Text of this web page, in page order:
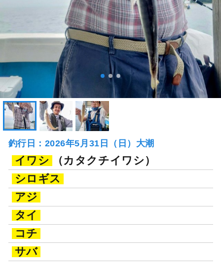
釣行日：2026年5月31日（日）大潮
イワシ
（カタクチイワシ）
シロギス
アジ
タイ
コチ
サバ